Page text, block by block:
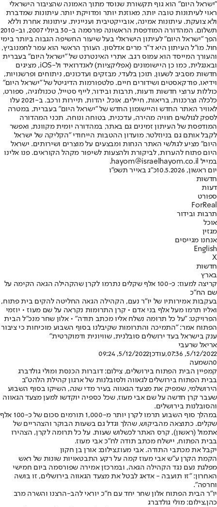
"ישראל היום" הוא גוף תקשורת שנוסד מתוך האמונה שהציבור הישראלי
ראוי לעיתונות טובה יותר, מאוזנת יותר ומדויקת יותר. עיתונות שמדברת
ולא צועקת. עיתונות אמינה, אובייקטיבית ועניינית. עיתונות אחרת וללא
תשלום. המהדורה המודפסת הראשונה פורסמה ב-30 ביולי 2007, וב-2010
הפך "ישראל היום" לעיתון הישראלי בעל שיעור החשיפה הגבוה ביותר בימי
חול. מו"ל העיתון היא ד"ר מרים אדלסון. העורך הראשי הוא עמר לחמנוביץ,
והעורך המייסד הוא עמוס רגב. אתרי האינטרנט של "ישראל היום" בעברית
ובאנגלית, כמו כן היישומונים (אפליקציות) לאנדרואיד ול-iOS, מציגים
חדשות מסביב לשעון, תוכן בלעדי, מבזקים ועדכונים, ניתוחים ופרשנויות,
וידיאו, פודקאסטים ושידורים חיים. פלטפורמות הדיגיטל של "ישראל היום"
כוללות ערוצי חדשות ודעות, תרבות ובידור, לייף סטייל, טכנולוגיה, ספורט,
כלכלה וצרכנות, בריאות, חיילים, אוכל, יהדות, תיירות ורכב. ב-2021 עלו
לאוויר האתר החדש והיישומון החדש של "ישראל היום" בעברית, במטרה
לספק לגולשים חוויה מהירה, עדכנית, בטוחה ונוחה. תכני המהדורה
המודפסת של העיתון זמינים גם באתר, במהדורה יומית מקוונת, ואפשר
לקבל אותם גם בניוזלטר. מועדון ההטבות הייחודי "הקליקה של ישראל
היום" מציע לגולשי האתר הנחות ומבצעים על מוצרים ושירותים. ישראל
היום פתוח להערות, לביקורת ולהצעות לשיפור מקהל הקוראים. פנו אלינו
במייל hayom@israelhayom.co.il.
יום ראשון, 10.5.2026
כ"ג באייר תשפ"ו
חדשות
דעות
ספורט
ForReal
תרבות ובידור
אוכל
מגזין
אנחנו מגייסים
English
X
חדשות
בארץ
קריצה למעוז: כ-100 אלף שקלים נתרמו לקרן שהקהילה הגאה הקימה על
שם הח"כ
בעקבות אמירותיו של יו"ר נעם, הקהילה הגאה החליטה להקים בית פתוח,
ואליו תרמו מעל אלף בני אדם • קרן התרומות נקראה על שם מעוז • יוזמי
הפרויקט: "על כל תרומה נשלח אליו מכתב תודה" • אלון שחר מנכ"ל הבית
הפתוח אמר: "התמיכה והתרומות שקיבלנו בסוף השבוע מוכיחות כי ציבור
ענק בישראל בעד ירושלים סובלנית, שוויונית ודמוקרטית"
אריאל שרעבי
5/12/2022, 07:36
,עודכן5/12/2022, 09:24
0השמעה
קמפיין הבית הפתוח בירושלים, צילום: דוברות הכנסת ומולי גולדברג
בבית הפתוח בירושלים לגאווה ולסובלנות של ארגון קהילת הלהט"ב
הירושלמי, שמפיק את מצעד הגאווה בעיר מדי שנה, השיקו בסוף השבוע
שעבר קרן חדשה על שם אבי מעוז, שכל כספיה יוקדשו למען מצעד הגאווה
והסובלנות בירושלים.
במהלך סוף השבוע תרמו לקרן יותר מ-1,000 תורמים סכום של כ-100 אלף
שקלים. כתוצאה מהביקוש, שהלך וגדל גם בשעות הבוקר והצהריים של
אתמול (ראשון), קרס האתר לכשלוש שעות. על כל תרומה לקרן, הצהירו
בבית הפתוח, יישלח מכתב תודה לח"כ אבי מעוז.
יקבל את מכתבי התודה. אבי מעוז,צילום: אורן בן חקון
הקמת הקרן ע"ש אבי מעוז קמה על רקע התבטאויות שונות של ראש
מפלגת נעם נגד הקהילה הגאה, ובמרכזן אמירה שפורסמה ביום חמישי
האחרון: "זו תועבה - אדאג לבטל את מצעד הגאווה בירושלים, זו בושה
וחרפה".
יו"ר הבית הפתוח אלון שחר יחד עם ח"כ יוראי להב-הרצנו והשרה מרב
כהן,צילום: מולי גולדברג‎